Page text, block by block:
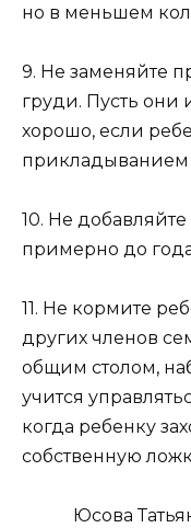
но в меньшем
9. Не заменяйте
груди. Пусть они
хорошо, если
прикладыванием
10. Не
примерно до
11. Не кормите
других членов
общим столом,
учится
когда ребенку
собственную
Юсова